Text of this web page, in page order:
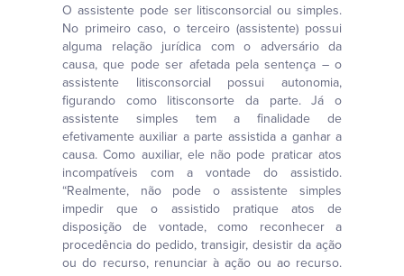
O assistente pode ser litisconsorcial ou simples.
No primeiro caso, o terceiro (assistente) possui
alguma relação jurídica com o adversário da
causa, que pode ser afetada pela sentença – o
assistente litisconsorcial possui autonomia,
figurando como litisconsorte da parte. Já o
assistente simples tem a finalidade de
efetivamente auxiliar a parte assistida a ganhar a
causa. Como auxiliar, ele não pode praticar atos
incompatíveis com a vontade do assistido.
“Realmente, não pode o assistente simples
impedir que o assistido pratique atos de
disposição de vontade, como reconhecer a
procedência do pedido, transigir, desistir da ação
ou do recurso, renunciar à ação ou ao recurso.